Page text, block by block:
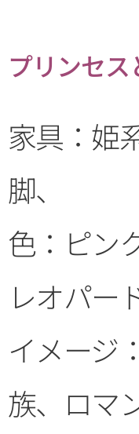
プリンセス
家具：姫
脚、
色：ピン
レオパー
イメージ
族、ロマ